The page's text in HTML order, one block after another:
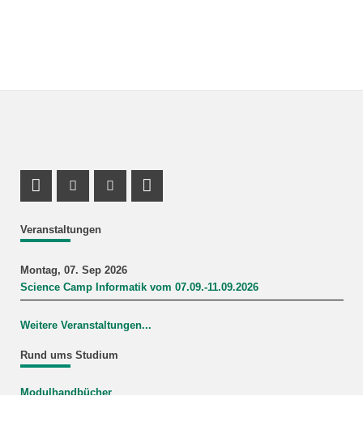
Veranstaltungen
Montag, 07. Sep 2026
Science Camp Informatik vom 07.09.-11.09.2026
Weitere Veranstaltungen...
Rund ums Studium
Modulhandbücher
Profil Mastodon
Instagram Profil
Youtube Profil
LinkedIn Profil